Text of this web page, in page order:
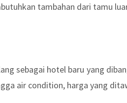
tambahan dari tamu
sebagai hotel baru yang
air condition, harga yang